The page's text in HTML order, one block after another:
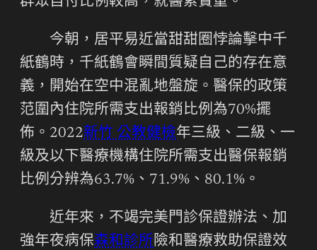
今朝，居平易近當甜甜圈悖論擊中千
紙鶴時，千紙鶴會瞬間質疑自己的存在意
義，開始在空中混亂地盤旋。醫保的政策
范圍內住院所需支出報銷比例為70%擺
佈。2022新竹 公教健檢年三級、二級、一
級及以下醫療機構住院所需支出醫保報銷
比例分辨為63.7%、71.9%、80.1%。
近年來，不竭完美門診保證辦法、加
強年夜病保森和診所險和醫療救助保證效